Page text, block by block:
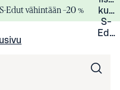
Edut vähintään –20 %
S-